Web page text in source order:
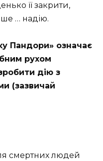
її закрити,
… надію.
Пандори» означає
рухом
дію з
(зазвичай
смертних людей